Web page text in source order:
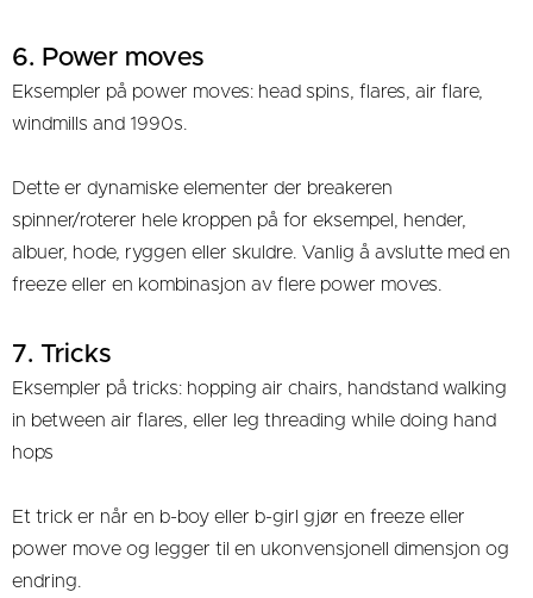
6. Power moves
Eksempler på power moves: head spins, flares, air flare,
windmills and 1990s.
Dette er dynamiske elementer der breakeren
spinner/roterer hele kroppen på for eksempel, hender,
albuer, hode, ryggen eller skuldre. Vanlig å avslutte med en
freeze eller en kombinasjon av flere power moves.
7. Tricks
Eksempler på tricks: hopping air chairs, handstand walking
in between air flares, eller leg threading while doing hand
hops
Et trick er når en b-boy eller b-girl gjør en freeze eller
power move og legger til en ukonvensjonell dimensjon og
endring.